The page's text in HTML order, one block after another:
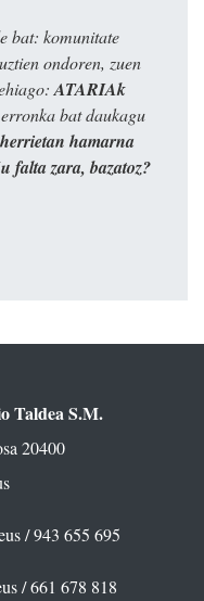
bat: komunitate
ondoren, zuen
ATARIAk
bat daukagu
hamarna
falta zara, bazatoz?
Taldea S.M.
20400
/ 943 655 695
/ 661 678 818